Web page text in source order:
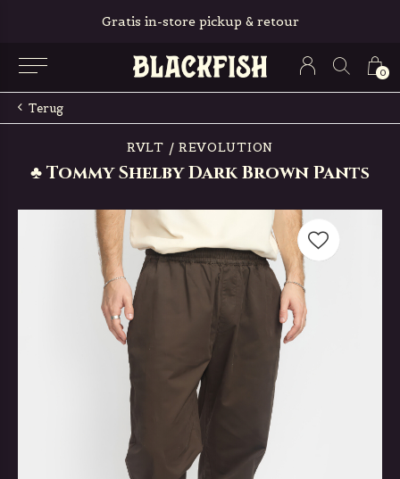
0
Gratis in-store pickup & retour
Terug
RVLT / REVOLUTION
♣ Tommy Shelby Dark Brown Pants